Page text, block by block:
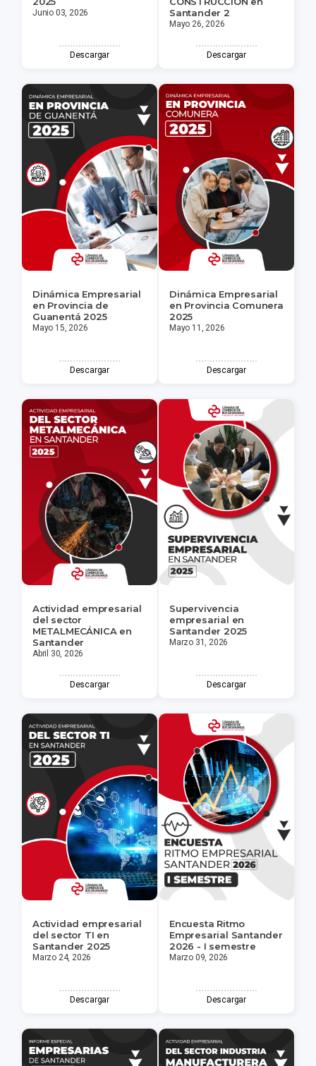
Junio 03, 2026
Descargar
Santander 2
Mayo 26, 2026
Descargar
Dinámica Empresarial
en Provincia de
Guanentá 2025
Mayo 15, 2026
Descargar
Dinámica Empresarial
en Provincia Comunera
2025
Mayo 11, 2026
Descargar
Actividad empresarial
del sector
METALMECÁNICA en
Santander
Abril 30, 2026
Descargar
Supervivencia
empresarial en
Santander 2025
Marzo 31, 2026
Descargar
Actividad empresarial
del sector TI en
Santander 2025
Marzo 24, 2026
Descargar
Encuesta Ritmo
Empresarial Santander
2026 - I semestre
Marzo 09, 2026
Descargar